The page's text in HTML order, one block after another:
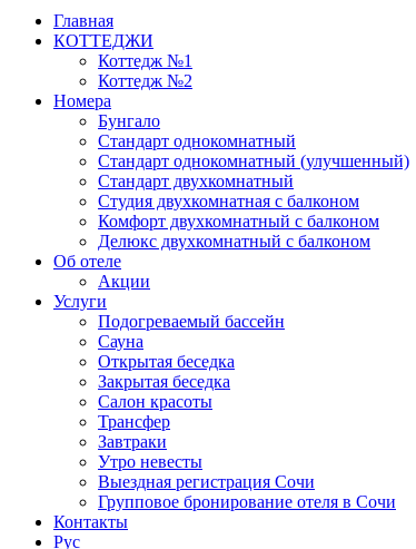
Главная
КОТТЕДЖИ
Коттедж №1
Коттедж №2
Номера
Бунгало
Стандарт однокомнатный
Стандарт однокомнатный (улучшенный)
Стандарт двухкомнатный
Студия двухкомнатная с балконом
Комфорт двухкомнатный с балконом
Делюкс двухкомнатный с балконом
Об отеле
Акции
Услуги
Подогреваемый бассейн
Сауна
Открытая беседка
Закрытая беседка
Салон красоты
Трансфер
Завтраки
Утро невесты
Выездная регистрация Сочи
Групповое бронирование отеля в Сочи
Контакты
Рус